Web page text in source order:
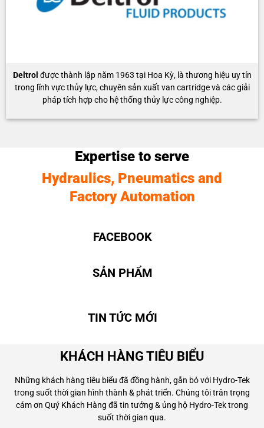
Deltrol được thành lập năm 1963 tại Hoa Kỳ, là thương hiệu uy tín
trong lĩnh vực thủy lực, chuyên sản xuất van cartridge và các giải
pháp tích hợp cho hệ thống thủy lực công nghiệp.
Expertise to serve
Hydraulics, Pneumatics and
Factory Automation
FACEBOOK
SẢN PHẨM
TIN TỨC MỚI
KHÁCH HÀNG TIÊU BIỂU
Những khách hàng tiêu biểu đã đồng hành, gắn bó với Hydro-Tek
trong suốt thời gian hình thành & phát triển. Chúng tôi trân trọng
cám ơn Quý Khách Hàng đã tin tưởng & ủng hộ Hydro-Tek trong
suốt thời gian qua.